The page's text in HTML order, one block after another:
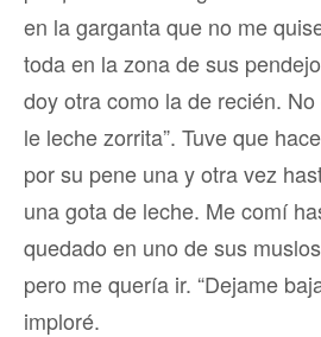
en la garganta que no me
toda en la zona de sus
doy otra como la de recién.
le leche zorrita”. Tuve que
por su pene una y otra vez
una gota de leche. Me comí
quedado en uno de sus
pero me quería ir. “Dejame
imploré.